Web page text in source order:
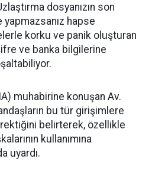
dosyanızın son
hapse
korku ve panik oluşturan
ve banka bilgilerine
muhabirine konuşan Av.
bu tür girişimlere
belirterek, özellikle
kullanımına
uyardı.